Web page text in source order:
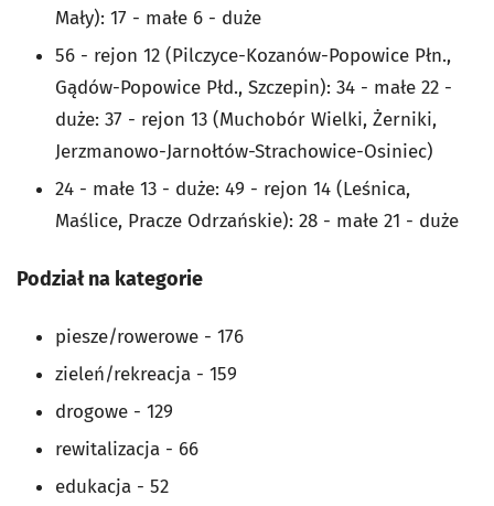
Mały): 17 - małe 6 - duże
56 - rejon 12 (Pilczyce-Kozanów-Popowice Płn.,
Gądów-Popowice Płd., Szczepin): 34 - małe 22 -
duże: 37 - rejon 13 (Muchobór Wielki, Żerniki,
Jerzmanowo-Jarnołtów-Strachowice-Osiniec)
24 - małe 13 - duże: 49 - rejon 14 (Leśnica,
Maślice, Pracze Odrzańskie): 28 - małe 21 - duże
Podział na kategorie
piesze/rowerowe - 176
zieleń/rekreacja - 159
drogowe - 129
rewitalizacja - 66
edukacja - 52